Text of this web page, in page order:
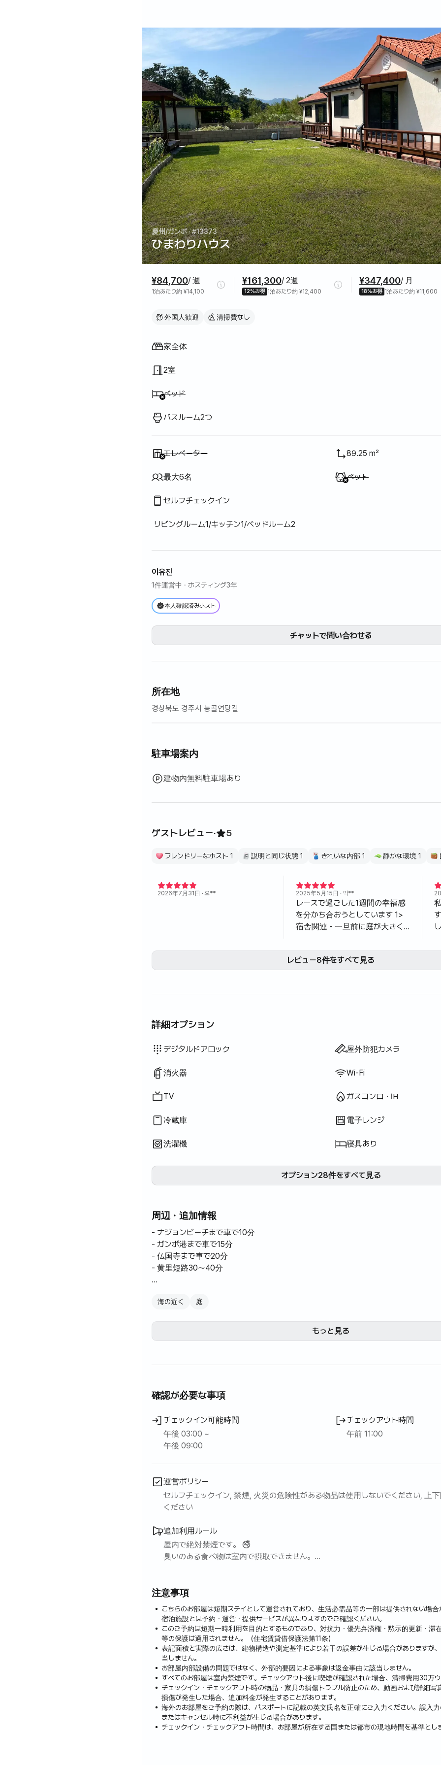
慶州/ガンポ· #13373
ひまわりハウス
¥84,700/ 週
1泊あたり約 ¥14,100
¥161,300/ 2週
12%お得 1泊あたり約 ¥12,400
¥347,400/ 月
18%お得 1泊あたり約 ¥11,600
外国人歓迎 清掃費なし
間取り
家全体
2室
利用不可
ベッド
バスルーム2つ
利用不可:
エレベーター 89.25 m²
最大6名 利用不可
ペット
セルフチェックイン
リビングルーム1/キッチン1/ベッドルーム2
이유진
1件運営中 · ホスティング3年
本人確認済みホスト
チャットで問い合わせる
所在地
경상북도 경주시 능골연당길
駐車場案内
建物内無料駐車場あり
ゲストレビュー· 5
フレンドリーなホスト 1 説明と同じ状態 1 きれいな内部 1 静かな環境 1
2026年7月31日 · 오** 2025年5月15日 · 박**
レースで過ごした1週間の幸福感
を分かち合おうとしています 1>
宿舎関連 - 一旦前に庭が大きく
ぼ新築級で綺麗でした。必要なボ
ウル、トッピング、ゴミ袋まです
ます - 何よりも清掃状態も良かっ
くなくきれいな清潔な状態だと気
持ちよく入室しました - 家の構造
も部屋2つもゆったりとしたサイ
ズに、お部屋にはバスルームもあ
ってとても便利でよかったです。
- 庭も大きすぎて草の状態も良
く、何よりも畑にレタスもありネ
ギもあって、だから野菜を買うこ
となくよく狩って食べました。
2>近所の場所関連 - 近所がレー
も良かったです。すぐに海に行く
ことができます - 夏には本当にも
もそうで、案内してくださって瞬
間瞬間質問に対応してくださるも
のタイトで喧騒とは対照的に、静
レビュー8件をすべて見る
詳細オプション
デジタルドアロック 屋外防犯カメラ
消火器 Wi-Fi
TV ガスコンロ・IH
冷蔵庫 電子レンジ
洗濯機 寝具あり
エアコン
ダイニングテーブル・椅子
クローゼット
ソファ
利用不可:
鍵式ロック
利用不可:
警備室・警備員
利用不可:
乾燥機
利用不可:
共用ガスコンロ・IH
利用不可:
共用冷蔵庫
利用不可:
共用電子レンジ
利用不可:
共用洗濯機
利用不可:
共用乾燥機
利用不可:
追加寝具あり
利用不可:
ボイラー（都市ガス）
利用不可:
デスク
バスタブ
ドライヤー
ブラインド
布巾
スポンジ
掃除機
電気ケトル
炊飯器
調理器具（まな板・包丁・はさみ等）
鍋・フライパン
基本食器（皿・カップ等）
扇風機
灯油暖房
物干しラック
利用不可: ウォシュレット
利用不可: 浄水シャワー
利用不可: ボディソープ
利用不可: シャンプー・リンス
利用不可: 石鹸
利用不可: トイレットペーパー
利用不可: 歯ブラシ
利用不可: 歯磨き粉
利用不可: タオル
利用不可: トッパー・折りたたみマットレス
利用不可: 遮光カーテン
利用不可: ほうき
利用不可: 洗濯洗剤
利用不可: 柔軟剤
利用不可: 食器用洗剤
利用不可: 生ごみ袋
利用不可: ごみ袋
利用不可: 屋外バーベキュー設備
利用不可: エレベーター
利用不可: 無料フィットネス
利用不可: プール
利用不可: 無料共用サウナ
利用不可: スパ・ワールプール
利用不可: ジャグジー・ヒノキ風呂
利用不可: テラス
利用不可: ハンガーラック
利用不可: 座卓
利用不可: ソファベッド
利用不可: 電気ボイラー
利用不可: LPGガス
利用不可: 再生可能エネルギー
利用不可: プロジェクター
利用不可: 有線インターネット
利用不可: アイロン
利用不可: 洗濯乾燥機一体型
オプション28件をすべて見る
周辺・追加情報
- ナジョンビーチまで車で10分
- ガンポ港まで車で15分
- 仏国寺まで車で20分
- 黄里短路30～40分
日当たりの良い田舎の閑静な村の家です🏠🌳
- 入居は肥大面に進行されます
- 契約が確定すると入居及び利用案内メッセージが発送されます
- 愛犬同伴は不可です
海の近く 庭
もっと見る
確認が必要な事項
チェックイン可能時間
午後 03:00 ~
午後 09:00
チェックアウト時間
午前 11:00
運営ポリシー
セルフチェックイン, 禁煙, 火災の危険性がある物品は使用しないでください, 上
ください
追加利用ルール
屋内で絶対禁煙です。 🚭
臭いのある食べ物は室内で摂取できません。
注意事項
こちらのお部屋は短期ステイとして運営されており、生活必需品等の一部は提供されない場
宿泊施設とは予約・運営・提供サービスが異なりますのでご確認ください。
このご予約は短期一時利用を目的とするものであり、対抗力・優先弁済権・黙示的更新・滞
等の保護は適用されません。（住宅賃貸借保護法第11条）
表記面積と実際の広さは、建物構造や測定基準により若干の誤差が生じる場合がありますが
当しません。
お部屋内部設備の問題ではなく、外部的要因による事象は返金事由に該当しません。
すべてのお部屋は室内禁煙です。チェックアウト後に喫煙が確認された場合、清掃費用30万ウ
チェックイン・チェックアウト時の物品・家具の損傷トラブル防止のため、動画および詳細写
損傷が発生した場合、追加料金が発生することがあります。
海外のお部屋をご予約の際は、パスポートに記載の英文氏名を正確にご入力ください。誤入
またはキャンセル時に不利益が生じる場合があります。
チェックイン・チェックアウト時間は、お部屋が所在する国または都市の現地時間を基準とし